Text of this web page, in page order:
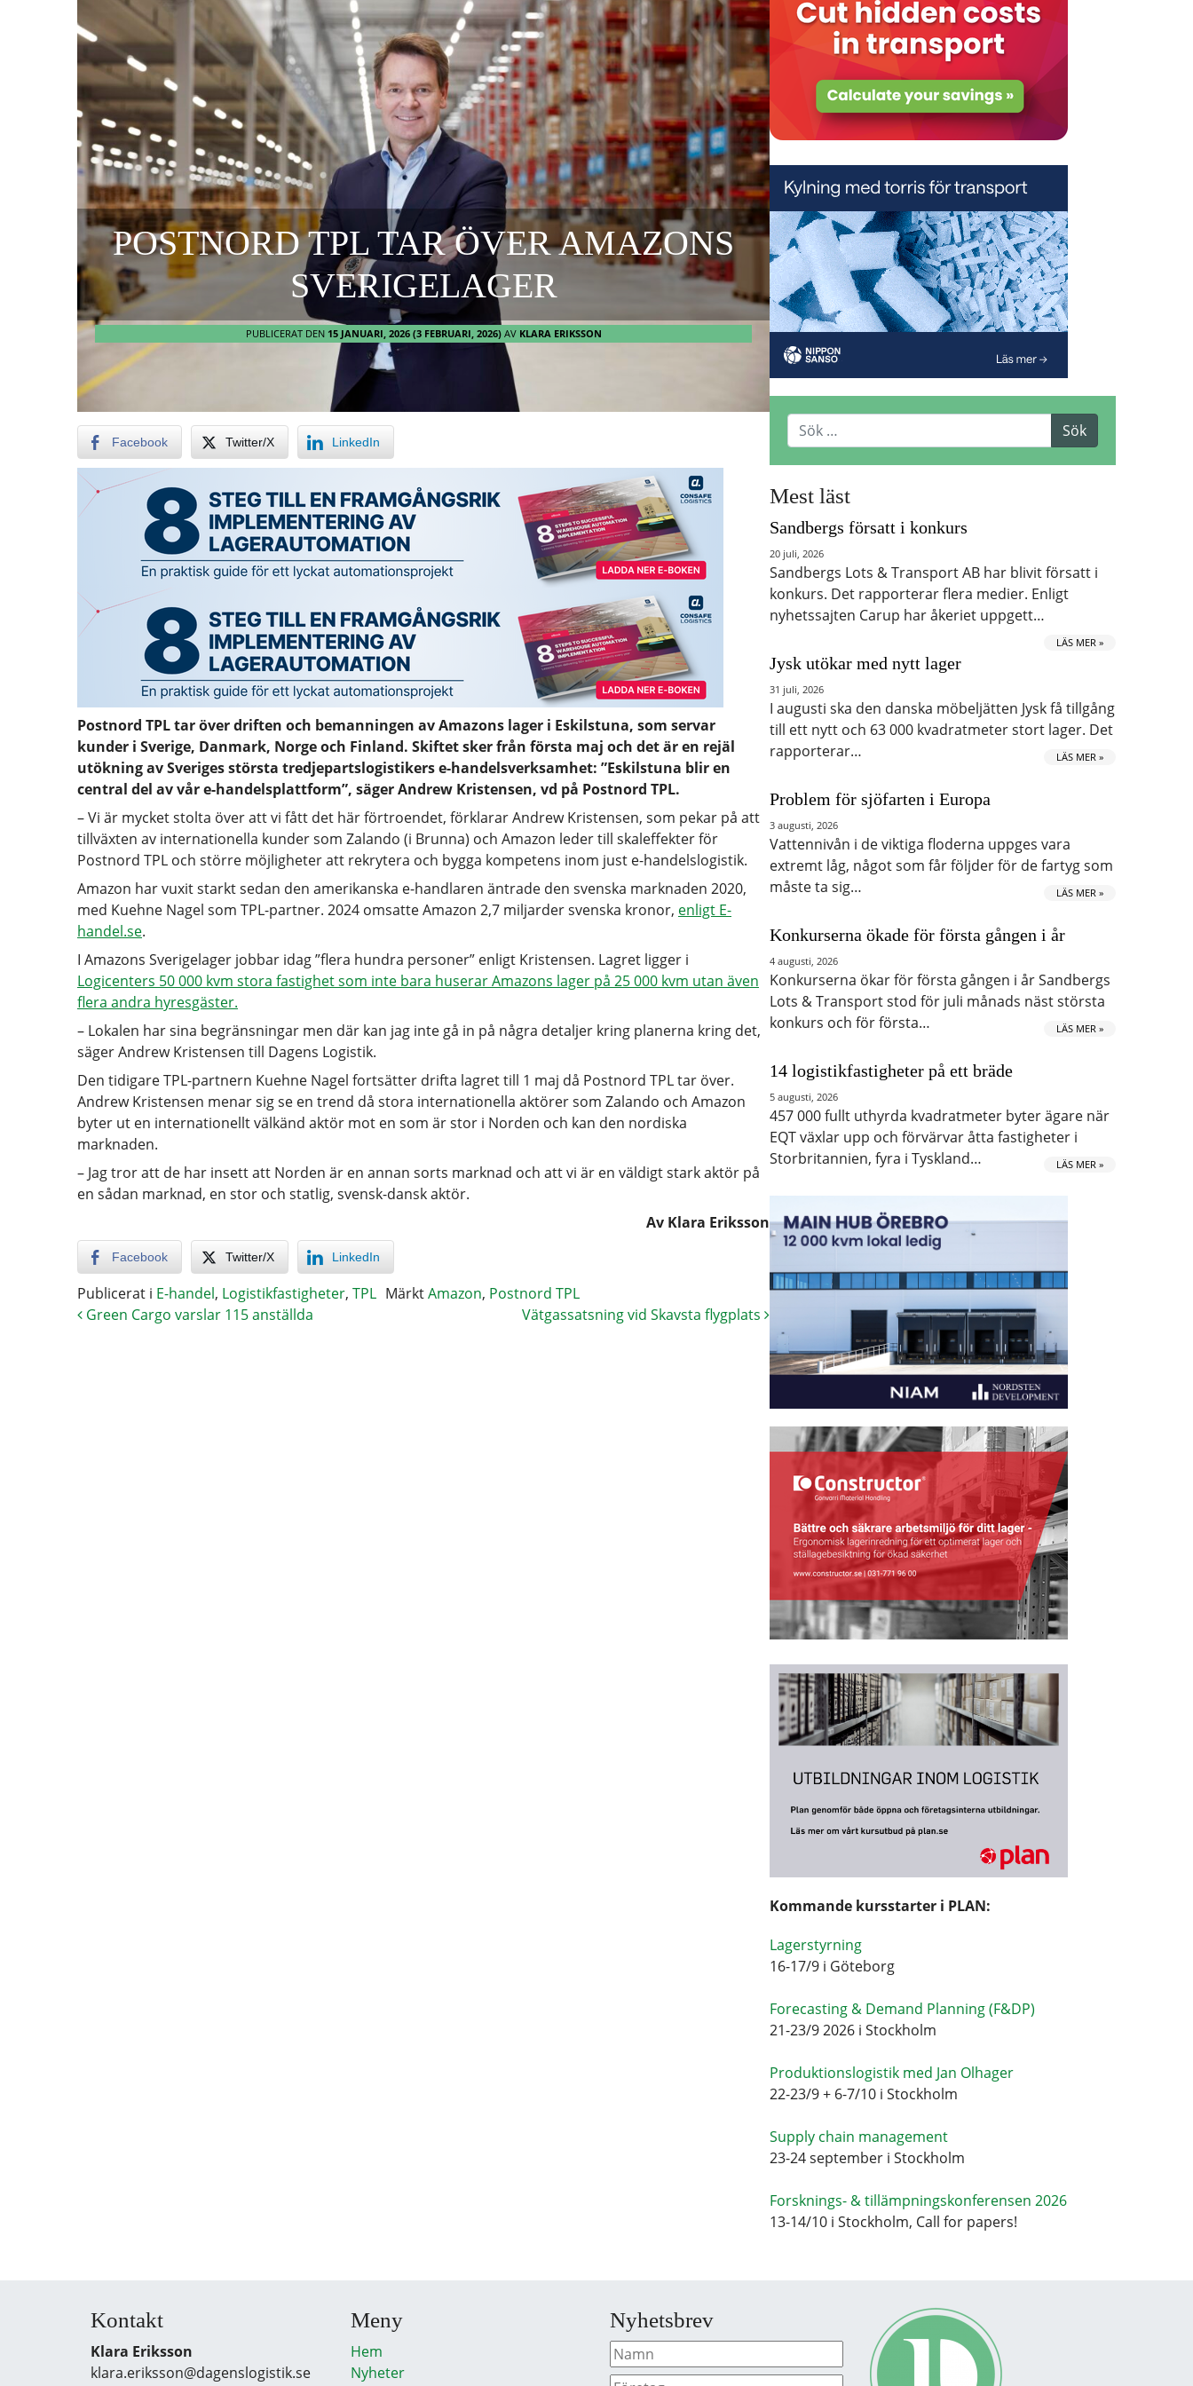
POSTNORD TPL TAR ÖVER AMAZONS
SVERIGELAGER
PUBLICERAT DEN 15 JANUARI, 2026(3 FEBRUARI, 2026) AV KLARA ERIKSSON
Facebook Twitter/X LinkedIn
Postnord TPL tar över driften och bemanningen av Amazons lager i Eskilstuna, som servar
kunder i Sverige, Danmark, Norge och Finland. Skiftet sker från första maj och det är en rejäl
utökning av Sveriges största tredjepartslogistikers e-handelsverksamhet: ”Eskilstuna blir en
central del av vår e-handelsplattform”, säger Andrew Kristensen, vd på Postnord TPL.
– Vi är mycket stolta över att vi fått det här förtroendet, förklarar Andrew Kristensen, som pekar på att
tillväxten av internationella kunder som Zalando (i Brunna) och Amazon leder till skaleffekter för
Postnord TPL och större möjligheter att rekrytera och bygga kompetens inom just e-handelslogistik.
Amazon har vuxit starkt sedan den amerikanska e-handlaren äntrade den svenska marknaden 2020,
med Kuehne Nagel som TPL-partner. 2024 omsatte Amazon 2,7 miljarder svenska kronor, enligt E-
handel.se.
I Amazons Sverigelager jobbar idag ”flera hundra personer” enligt Kristensen. Lagret ligger i
Logicenters 50 000 kvm stora fastighet som inte bara huserar Amazons lager på 25 000 kvm utan även
flera andra hyresgäster.
– Lokalen har sina begränsningar men där kan jag inte gå in på några detaljer kring planerna kring det,
säger Andrew Kristensen till Dagens Logistik.
Den tidigare TPL-partnern Kuehne Nagel fortsätter drifta lagret till 1 maj då Postnord TPL tar över.
Andrew Kristensen menar sig se en trend då stora internationella aktörer som Zalando och Amazon
byter ut en internationellt välkänd aktör mot en som är stor i Norden och kan den nordiska
marknaden.
– Jag tror att de har insett att Norden är en annan sorts marknad och att vi är en väldigt stark aktör på
en sådan marknad, en stor och statlig, svensk-dansk aktör.
Av Klara Eriksson
Facebook Twitter/X LinkedIn
Publicerat i E-handel, Logistikfastigheter, TPL MärktAmazon, Postnord TPL
Green Cargo varslar 115 anställda
Vätgassatsning vid Skavsta flygplats
Mest läst
Sandbergs försatt i konkurs
20 juli, 2026
Sandbergs Lots & Transport AB har blivit försatt i
konkurs. Det rapporterar flera medier. Enligt
nyhetssajten Carup har åkeriet uppgett…
LÄS MER »
Jysk utökar med nytt lager
31 juli, 2026
I augusti ska den danska möbeljätten Jysk få tillgång
till ett nytt och 63 000 kvadratmeter stort lager. Det
rapporterar…
LÄS MER »
Problem för sjöfarten i Europa
3 augusti, 2026
Vattennivån i de viktiga floderna uppges vara
extremt låg, något som får följder för de fartyg som
måste ta sig…
LÄS MER »
Konkurserna ökade för första gången i år
4 augusti, 2026
Konkurserna ökar för första gången i år Sandbergs
Lots & Transport stod för juli månads näst största
konkurs och för första…
LÄS MER »
14 logistikfastigheter på ett bräde
5 augusti, 2026
457 000 fullt uthyrda kvadratmeter byter ägare när
EQT växlar upp och förvärvar åtta fastigheter i
Storbritannien, fyra i Tyskland…
LÄS MER »
Kommande kursstarter i PLAN:
Lagerstyrning
16-17/9 i Göteborg
Forecasting & Demand Planning (F&DP)
21-23/9 2026 i Stockholm
Produktionslogistik med Jan Olhager
22-23/9 + 6-7/10 i Stockholm
Supply chain management
23-24 september i Stockholm
Forsknings- & tillämpningskonferensen 2026
13-14/10 i Stockholm, Call for papers!
Kontakt
Klara Eriksson
klara.eriksson@dagenslogistik.se
Meny
Hem
Nyheter
Nyhetsbrev